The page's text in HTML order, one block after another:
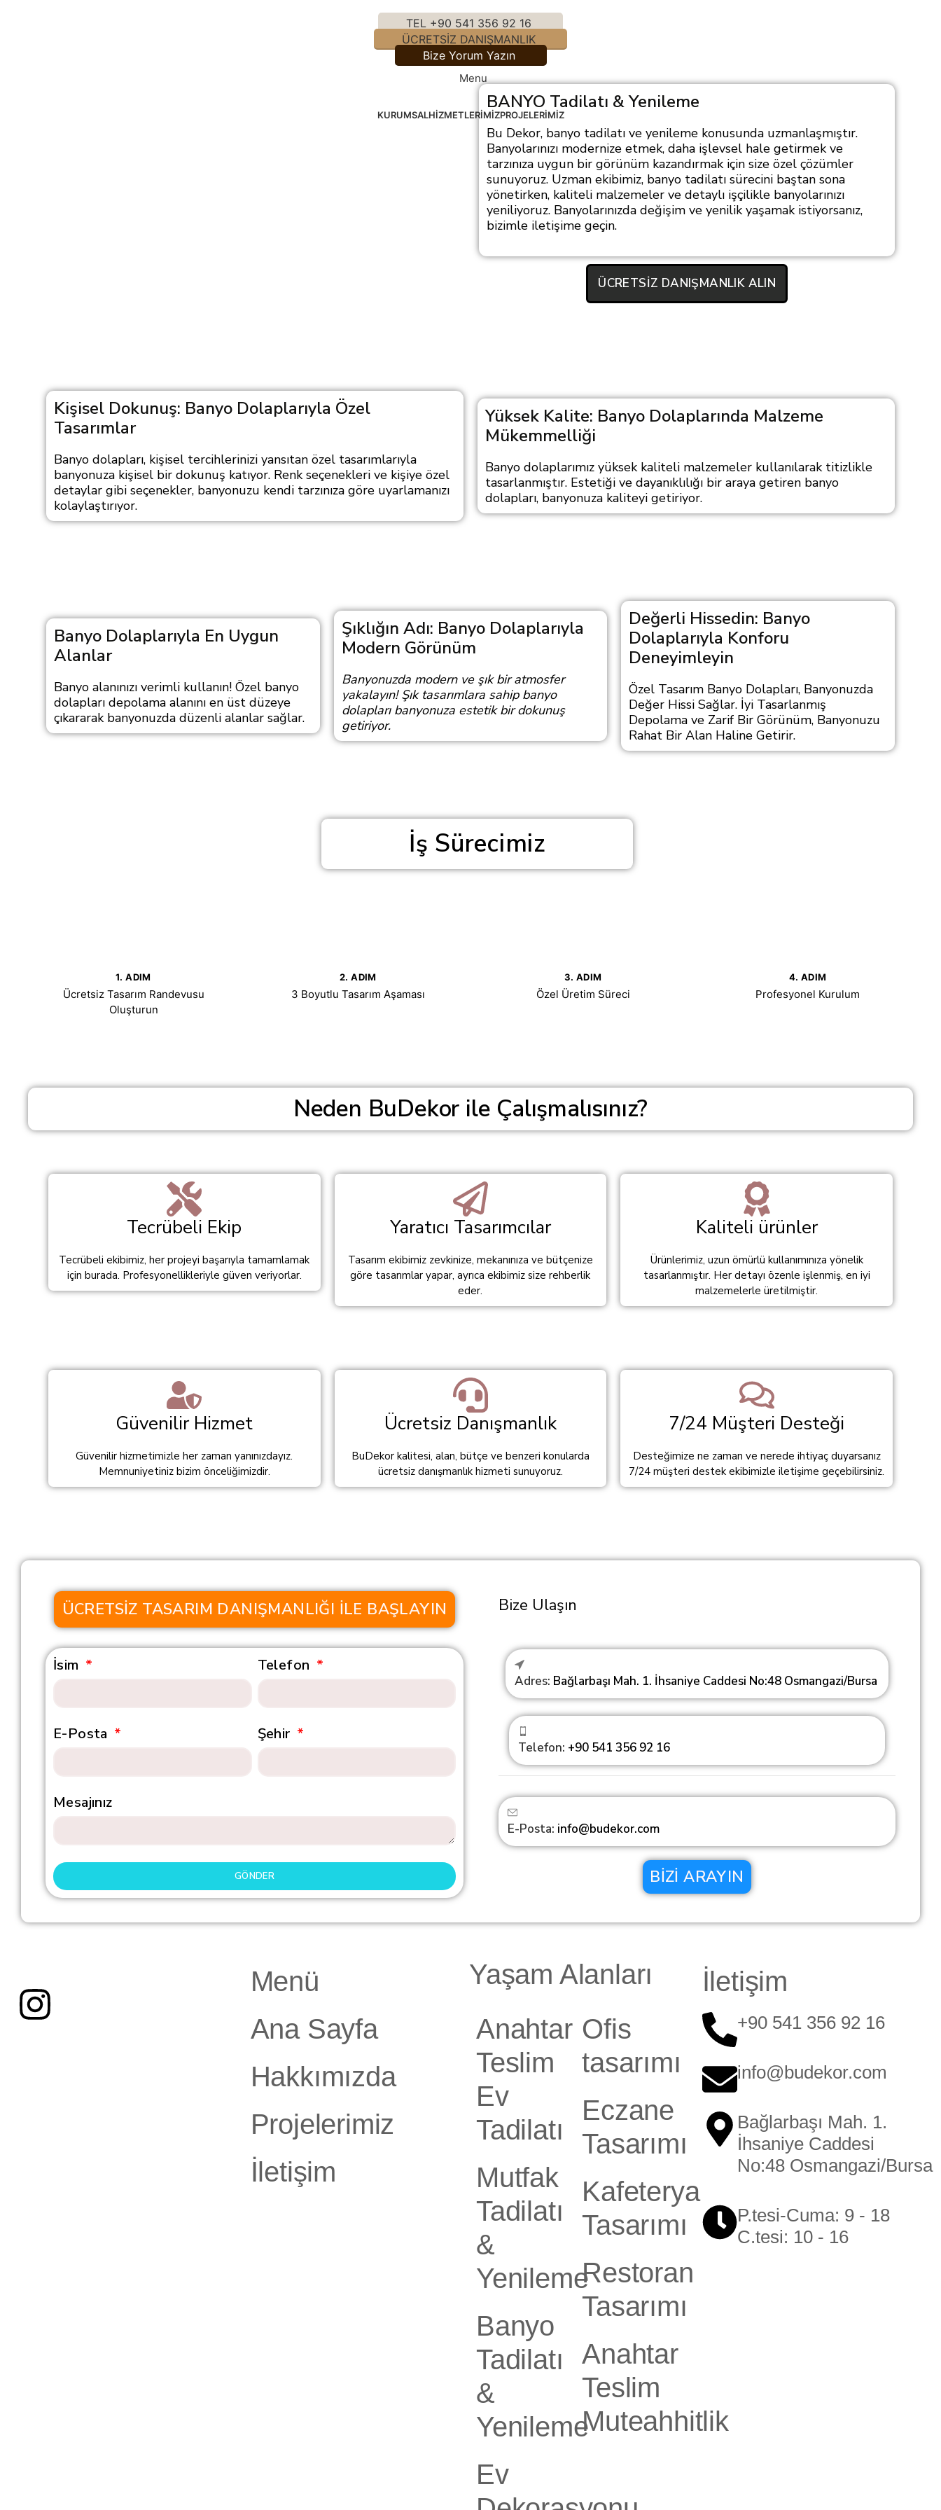
TEL +90 541 356 92 16
ÜCRETSİZ DANIŞMANLIK
Bize Yorum Yazın
Menu
KURUMSALHIZMETLERIMIZPROJELERIMIZ
BANYO Tadilatı & Yenileme
Bu Dekor, banyo tadilatı ve yenileme konusunda uzmanlaşmıştır.
Banyolarınızı modernize etmek, daha işlevsel hale getirmek ve
tarzınıza uygun bir görünüm kazandırmak için size özel çözümler
sunuyoruz. Uzman ekibimiz, banyo tadilatı sürecini baştan sona
yönetirken, kaliteli malzemeler ve detaylı işçilikle banyolarınızı
yeniliyoruz. Banyolarınızda değişim ve yenilik yaşamak istiyorsanız,
bizimle iletişime geçin.
ÜCRETSIZ DANIŞMANLIK ALIN
Kişisel Dokunuş: Banyo Dolaplarıyla Özel
Tasarımlar
Banyo dolapları, kişisel tercihlerinizi yansıtan özel tasarımlarıyla
banyonuza kişisel bir dokunuş katıyor. Renk seçenekleri ve kişiye özel
detaylar gibi seçenekler, banyonuzu kendi tarzınıza göre uyarlamanızı
kolaylaştırıyor.
Yüksek Kalite: Banyo Dolaplarında Malzeme
Mükemmelliği
Banyo dolaplarımız yüksek kaliteli malzemeler kullanılarak titizlikle
tasarlanmıştır. Estetiği ve dayanıklılığı bir araya getiren banyo
dolapları, banyonuza kaliteyi getiriyor.
Banyo Dolaplarıyla En Uygun
Alanlar
Banyo alanınızı verimli kullanın! Özel banyo
dolapları depolama alanını en üst düzeye
çıkararak banyonuzda düzenli alanlar sağlar.
Şıklığın Adı: Banyo Dolaplarıyla
Modern Görünüm
Banyonuzda modern ve şık bir atmosfer
yakalayın! Şık tasarımlara sahip banyo
dolapları banyonuza estetik bir dokunuş
getiriyor.
Değerli Hissedin: Banyo
Dolaplarıyla Konforu
Deneyimleyin
Özel Tasarım Banyo Dolapları, Banyonuzda
Değer Hissi Sağlar. İyi Tasarlanmış
Depolama ve Zarif Bir Görünüm, Banyonuzu
Rahat Bir Alan Haline Getirir.
İş Sürecimiz
1. ADIM
Ücretsiz Tasarım Randevusu
Oluşturun
2. ADIM
3 Boyutlu Tasarım Aşaması
3. ADIM
Özel Üretim Süreci
4. ADIM
Profesyonel Kurulum
Neden BuDekor ile Çalışmalısınız?
Tecrübeli Ekip
Tecrübeli ekibimiz, her projeyi başarıyla tamamlamak
için burada. Profesyonellikleriyle güven veriyorlar.
Yaratıcı Tasarımcılar
Tasarım ekibimiz zevkinize, mekanınıza ve bütçenize
göre tasarımlar yapar, ayrıca ekibimiz size rehberlik
eder.
Kaliteli ürünler
Ürünlerimiz, uzun ömürlü kullanımınıza yönelik
tasarlanmıştır. Her detayı özenle işlenmiş, en iyi
malzemelerle üretilmiştir.
Güvenilir Hizmet
Güvenilir hizmetimizle her zaman yanınızdayız.
Memnuniyetiniz bizim önceliğimizdir.
Ücretsiz Danışmanlık
BuDekor kalitesi, alan, bütçe ve benzeri konularda
ücretsiz danışmanlık hizmeti sunuyoruz.
7/24 Müşteri Desteği
Desteğimize ne zaman ve nerede ihtiyaç duyarsanız
7/24 müşteri destek ekibimizle iletişime geçebilirsiniz.
ÜCRETSIZ TASARIM DANIŞMANLIĞI ILE BAŞLAYIN
İsim Telefon
E-Posta Şehir
Mesajınız
GÖNDER
Bize Ulaşın
Adres: Bağlarbaşı Mah. 1. İhsaniye Caddesi No:48 Osmangazi/Bursa
Telefon: +90 541 356 92 16
E-Posta: info@budekor.com
BIZI ARAYIN
Menü
Ana Sayfa
Hakkımızda
Projelerimiz
İletişim
Yaşam Alanları
Anahtar
Teslim
Ev
Tadilatı
Mutfak
Tadilatı
&
Yenileme
Banyo
Tadilatı
&
Yenileme
Ev
Ofis
tasarımı
Eczane
Tasarımı
Kafeterya
Tasarımı
Restoran
Tasarımı
Anahtar
Teslim
Muteahhitlik
İletişim
+90 541 356 92 16
info@budekor.com
Bağlarbaşı Mah. 1.
İhsaniye Caddesi
No:48 Osmangazi/Bursa
P.tesi-Cuma: 9 - 18
C.tesi: 10 - 16